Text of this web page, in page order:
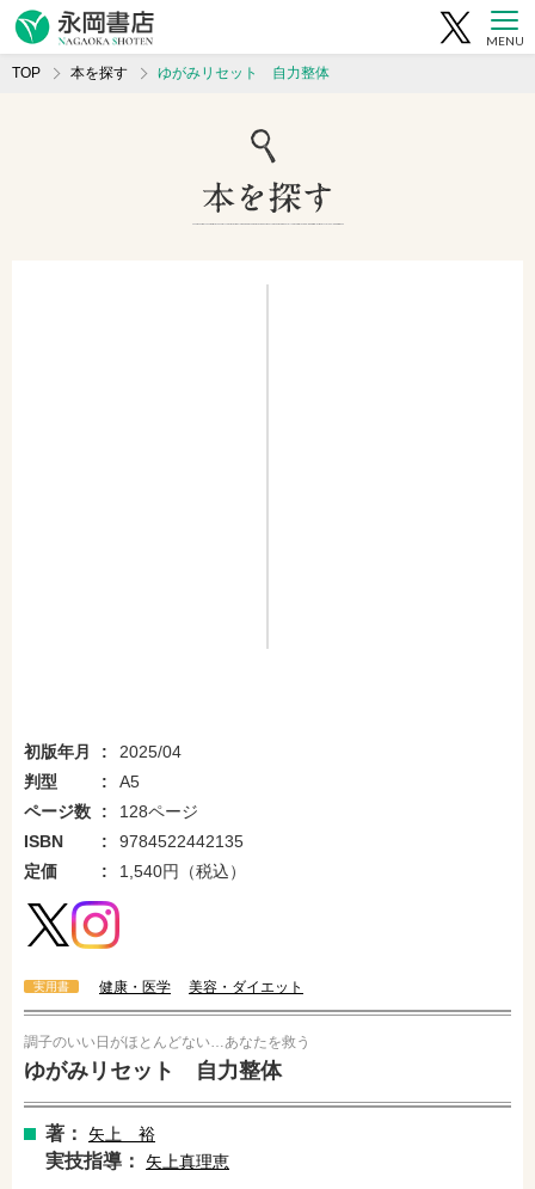
MENU
TOP 本を探す ゆがみリセット 自力整体
初版年月
2025/04
判型
A5
ページ数
128ページ
ISBN
9784522442135
定価
1,540円（税込）
実用書 健康・医学 美容・ダイエット
調子のいい日がほとんどない…あなたを救う
ゆがみリセット 自力整体
著： 矢上 裕
実技指導： 矢上真理恵